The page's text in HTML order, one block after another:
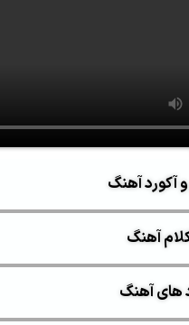
آکورد آهنگ
آهنگ
های آهنگ